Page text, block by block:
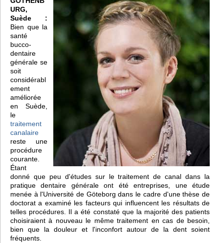
URG,
Suède :
Bien que la
santé
bucco-
dentaire
générale se
soit
considérabl
ement
améliorée
en Suède,
le
traitement
canalaire
reste une
procédure
courante.
Étant
donné que peu d'études sur le traitement de canal dans la
pratique dentaire générale ont été entreprises, une étude
menée à l'Université de Göteborg dans le cadre d'une thèse de
doctorat a examiné les facteurs qui influencent les résultats de
telles procédures. Il a été constaté que la majorité des patients
choisiraient à nouveau le même traitement en cas de besoin,
bien que la douleur et l'inconfort autour de la dent soient
fréquents.